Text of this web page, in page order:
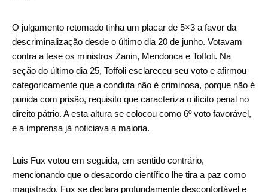
O julgamento retomado tinha um placar de 5×3 a favor da
descriminalização desde o último dia 20 de junho. Votavam
contra a tese os ministros Zanin, Mendonca e Toffoli. Na
seção do último dia 25, Toffoli esclareceu seu voto e afirmou
categoricamente que a conduta não é criminosa, porque não é
punida com prisão, requisito que caracteriza o ilícito penal no
direito pátrio. A esta altura se colocou como 6º voto favorável,
e a imprensa já noticiava a maioria.
Luis Fux votou em seguida, em sentido contrário,
mencionando que o desacordo científico lhe tira a paz como
magistrado. Fux se declara profundamente desconfortável e